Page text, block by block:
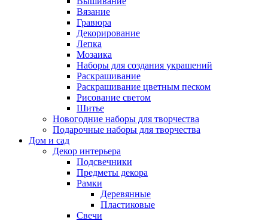
Вязание
Гравюра
Декорирование
Лепка
Мозаика
Наборы для создания украшений
Раскрашивание
Раскрашивание цветным песком
Рисование светом
Шитье
Новогодние наборы для творчества
Подарочные наборы для творчества
Дом и сад
Декор интерьера
Подсвечники
Предметы декора
Рамки
Деревянные
Пластиковые
Свечи